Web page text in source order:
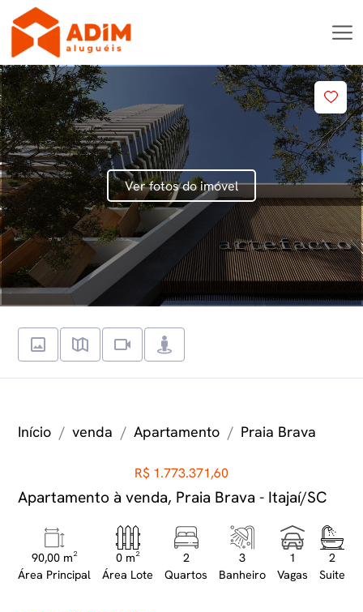
Ver fotos do imóvel
Início venda Apartamento Praia Brava
R$ 1.773.371,60
Apartamento à venda, Praia Brava - Itajaí/SC
90,00 m²
Área Principal
0 m²
Área Lote
2
Quartos
3
Banheiro
1
Vagas
2
Suite